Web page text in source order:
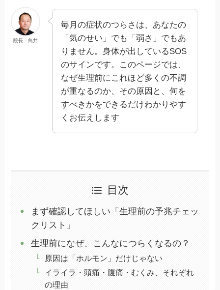
院長：鳥井
毎月の症状のつらさは、あなたの
「気のせい」でも「弱さ」でもあ
りません。身体が出しているSOS
のサインです。このページでは、
なぜ生理前にこれほど多くの不調
が重なるのか、その原因と、何を
すべきかをできるだけわかりやす
くお伝えします
目次
まず確認してほしい「生理前の予兆チェッ
クリスト」
生理前になぜ、こんなにつらくなるの？
原因は「ホルモン」だけじゃない
イライラ・頭痛・腹痛・むくみ、それぞれ
の理由